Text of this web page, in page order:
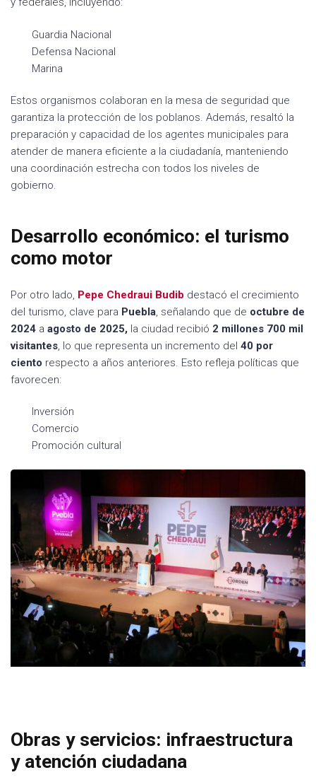
Guardia Nacional
Defensa Nacional
Marina
Estos organismos colaboran en la mesa de seguridad que
garantiza la protección de los poblanos. Además, resaltó la
preparación y capacidad de los agentes municipales para
atender de manera eficiente a la ciudadanía, manteniendo
una coordinación estrecha con todos los niveles de
gobierno.
Desarrollo económico: el turismo
como motor
Por otro lado, Pepe Chedraui Budib destacó el crecimiento
del turismo, clave para Puebla , señalando que de octubre de
2024 a agosto de 2025, la ciudad recibió 2 millones 700 mil
visitantes , lo que representa un incremento del 40 por
ciento respecto a años anteriores. Esto refleja políticas que
favorecen:
Inversión
Comercio
Promoción cultural
Obras y servicios: infraestructura
y atención ciudadana